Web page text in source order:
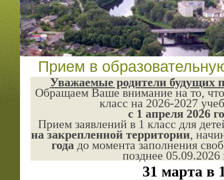
Прием в
Уважаемые родители будущих
Обращаем Ваше внимание на то,
класс на 2026-2027
с 1 апреля 2026
Прием заявлений в 1 класс для
на закрепленной территории,
года до момента заполнения
позднее 05.09.2026
31 марта в